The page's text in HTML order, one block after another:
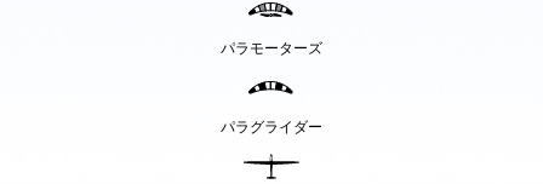
パラモーターズ
パラグライダー